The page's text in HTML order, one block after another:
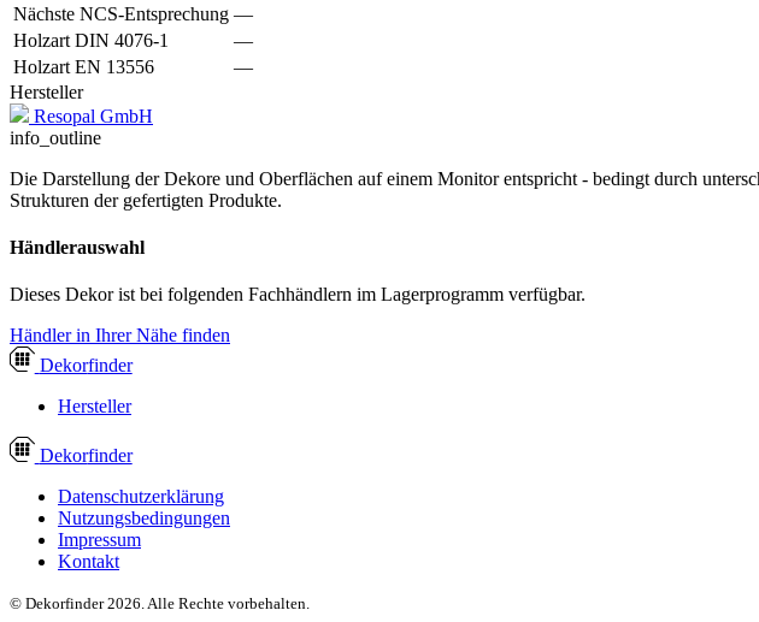
Nächste NCS-Entsprechung —
Holzart DIN 4076-1
—
Holzart EN 13556
—
Hersteller
Resopal GmbH
info_outline
Die Darstellung der Dekore und Oberflächen auf einem Monitor entspricht - bedingt durch
Strukturen der gefertigten Produkte.
Händlerauswahl
Dieses Dekor ist bei folgenden Fachhändlern im Lagerprogramm verfügbar.
Händler in Ihrer Nähe finden
Dekorfinder
Hersteller
Dekorfinder
Datenschutzerklärung
Nutzungsbedingungen
Impressum
Kontakt
© Dekorfinder 2026. Alle Rechte vorbehalten.